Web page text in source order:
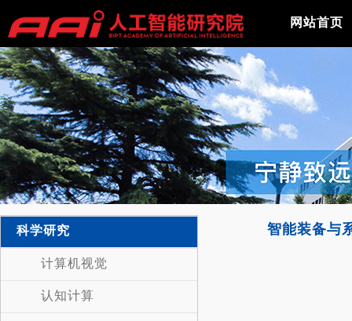
网站首页
科学研究
计算机视觉
认知计算
智能装备与